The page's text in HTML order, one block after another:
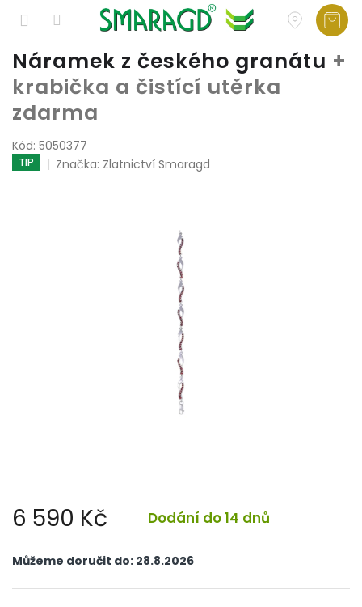
Přejít
obsah
Náramek z českého granátu +
krabička a čistící utěrka
zdarma
Kód: 5050377
TIP Značka: Zlatnictví Smaragd
6 590 Kč Dodání do 14 dnů
cena:
Můžeme doručit do: 28.8.2026